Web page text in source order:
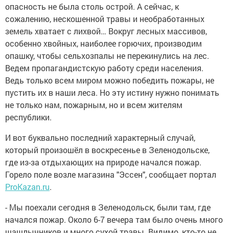
опасность не была столь острой. А сейчас, к
сожалению, нескошенной травы и необработанных
земель хватает с лихвой… Вокруг лесных массивов,
особенно хвойных, наиболее горючих, производим
опашку, чтобы сельхозпалы не перекинулись на лес.
Ведем пропагандистскую работу среди населения.
Ведь только всем миром можно победить пожары, не
пустить их в наши леса. Но эту истину нужно понимать
не только нам, пожарным, но и всем жителям
республики.
И вот буквально последний характерный случай,
который произошёл в воскресенье в Зеленодольске,
где из-за отдыхающих на природе начался пожар.
Горело поле возле магазина "Эссен", сообщает портал
ProKazan.ru.
- Мы поехали сегодня в Зеленодольск, были там, где
начался пожар. Около 6-7 вечера там было очень много